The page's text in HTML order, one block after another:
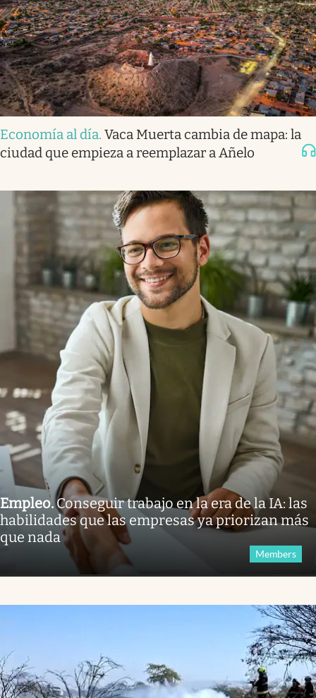
Economía al día. Vaca Muerta cambia de mapa: la
ciudad que empieza a reemplazar a Añelo
Empleo.Conseguir trabajo en la era de la IA: las
habilidades que las empresas ya priorizan más
que nada
Members